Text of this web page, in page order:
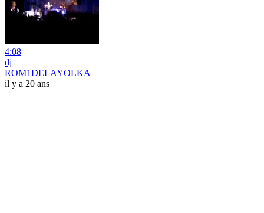
4:08
dj
ROM1DELAYOLKA
il y a 20 ans